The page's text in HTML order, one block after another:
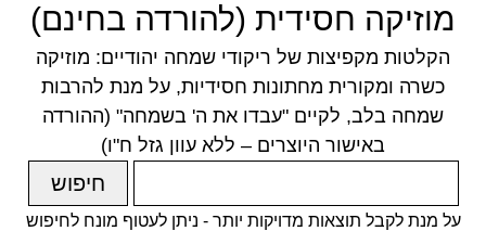
מוזיקה חסידית (להורדה בחינם)
הקלטות מקפיצות של ריקודי שמחה יהודיים: מוזיקה
כשרה ומקורית מחתונות חסידיות, על מנת להרבות
שמחה בלב, לקיים "עבדו את ה' בשמחה" (ההורדה
באישור היוצרים – ללא עוון גזל ח"ו)
על מנת לקבל תוצאות מדויקות יותר - ניתן לעטוף מונח לחיפוש